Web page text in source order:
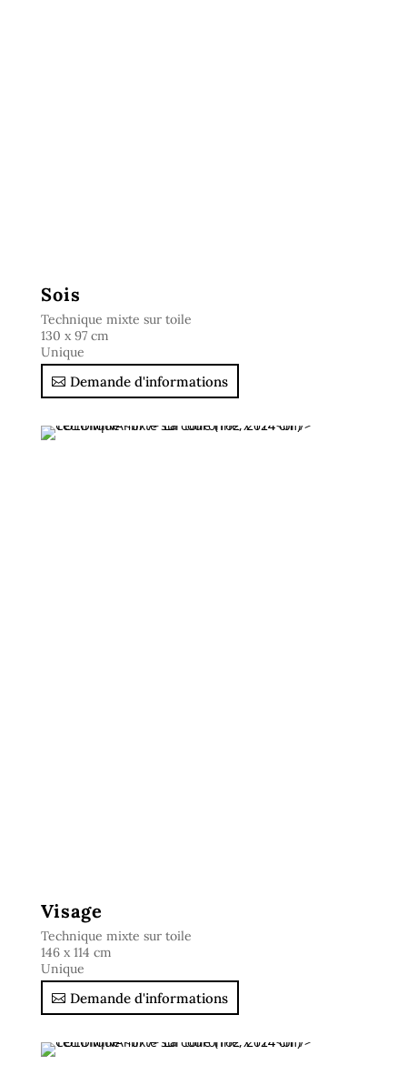
Sois
Technique mixte sur toile
130 x 97 cm
Unique
Demande d'informations
Visage
Technique mixte sur toile
146 x 114 cm
Unique
Demande d'informations